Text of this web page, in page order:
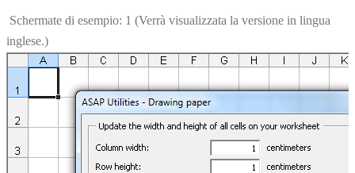
Schermate di esempio: 1 (Verrà visualizzata la versione in lingua
inglese.)